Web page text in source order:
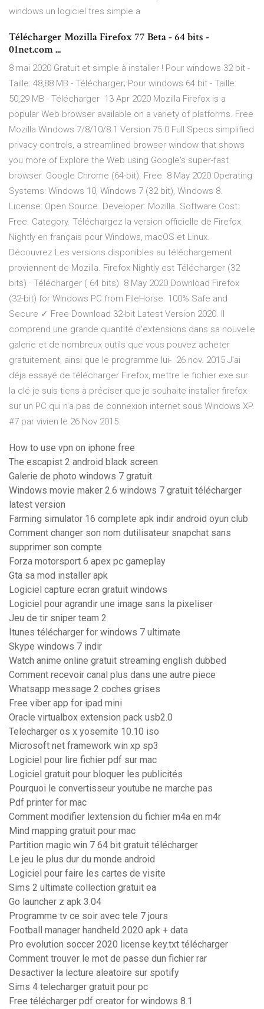
windows un logiciel tres simple a
Télécharger Mozilla Firefox 77 Beta - 64 bits -
01net.com ...
8 mai 2020 Gratuit et simple à installer ! Pour windows 32 bit -
Taille: 48,88 MB - Télécharger; Pour windows 64 bit - Taille:
50,29 MB - Télécharger 13 Apr 2020 Mozilla Firefox is a
popular Web browser available on a variety of platforms. Free
Mozilla Windows 7/8/10/8.1 Version 75.0 Full Specs simplified
privacy controls, a streamlined browser window that shows
you more of Explore the Web using Google's super-fast
browser. Google Chrome (64-bit). Free. 8 May 2020 Operating
Systems: Windows 10, Windows 7 (32 bit), Windows 8.
License: Open Source. Developer: Mozilla. Software Cost:
Free. Category. Téléchargez la version officielle de Firefox
Nightly en français pour Windows, macOS et Linux.
Découvrez Les versions disponibles au téléchargement
proviennent de Mozilla. Firefox Nightly est Télécharger (32
bits) · Télécharger ( 64 bits) 8 May 2020 Download Firefox
(32-bit) for Windows PC from FileHorse. 100% Safe and
Secure ✓ Free Download 32-bit Latest Version 2020. Il
comprend une grande quantité d'extensions dans sa nouvelle
galerie et de nombreux outils que vous pouvez acheter
gratuitement, ainsi que le programme lui- 26 nov. 2015 J'ai
déja essayé de télécharger Firefox, mettre le fichier exe sur
la clé je suis tiens à préciser que je souhaite installer firefox
sur un PC qui n'a pas de connexion internet sous Windows XP.
#7 par vivien le 26 Nov 2015.
How to use vpn on iphone free
The escapist 2 android black screen
Galerie de photo windows 7 gratuit
Windows movie maker 2.6 windows 7 gratuit télécharger
latest version
Farming simulator 16 complete apk indir android oyun club
Comment changer son nom dutilisateur snapchat sans
supprimer son compte
Forza motorsport 6 apex pc gameplay
Gta sa mod installer apk
Logiciel capture ecran gratuit windows
Logiciel pour agrandir une image sans la pixeliser
Jeu de tir sniper team 2
Itunes télécharger for windows 7 ultimate
Skype windows 7 indir
Watch anime online gratuit streaming english dubbed
Comment recevoir canal plus dans une autre piece
Whatsapp message 2 coches grises
Free viber app for ipad mini
Oracle virtualbox extension pack usb2.0
Telecharger os x yosemite 10.10 iso
Microsoft net framework win xp sp3
Logiciel pour lire fichier pdf sur mac
Logiciel gratuit pour bloquer les publicités
Pourquoi le convertisseur youtube ne marche pas
Pdf printer for mac
Comment modifier lextension du fichier m4a en m4r
Mind mapping gratuit pour mac
Partition magic win 7 64 bit gratuit télécharger
Le jeu le plus dur du monde android
Logiciel pour faire les cartes de visite
Sims 2 ultimate collection gratuit ea
Go launcher z apk 3.04
Programme tv ce soir avec tele 7 jours
Football manager handheld 2020 apk + data
Pro evolution soccer 2020 license key.txt télécharger
Comment trouver le mot de passe dun fichier rar
Desactiver la lecture aleatoire sur spotify
Sims 4 telecharger gratuit pour pc
Free télécharger pdf creator for windows 8.1